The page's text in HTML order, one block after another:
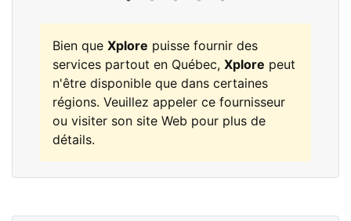
Bien que Xplore puisse fournir des
services partout en Québec, Xplore peut
n'être disponible que dans certaines
régions. Veuillez appeler ce fournisseur
ou visiter son site Web pour plus de
détails.